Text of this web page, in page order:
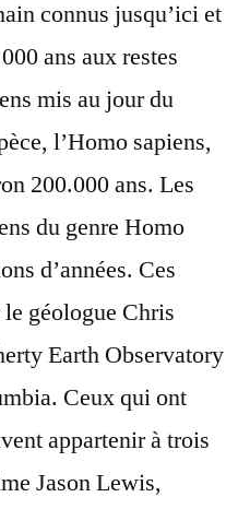
connus jusqu’ici et
ans aux restes
mis au jour du
l’Homo sapiens,
200.000 ans. Les
du genre Homo
d’années. Ces
géologue Chris
Earth Observatory
Ceux qui ont
appartenir à trois
Jason Lewis,